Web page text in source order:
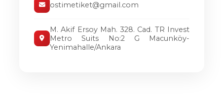
ostimetiket@gmail.com
M. Akif Ersoy Mah. 328. Cad. TR Invest
Metro Suits No:2 G Macunköy-
Yenimahalle/Ankara